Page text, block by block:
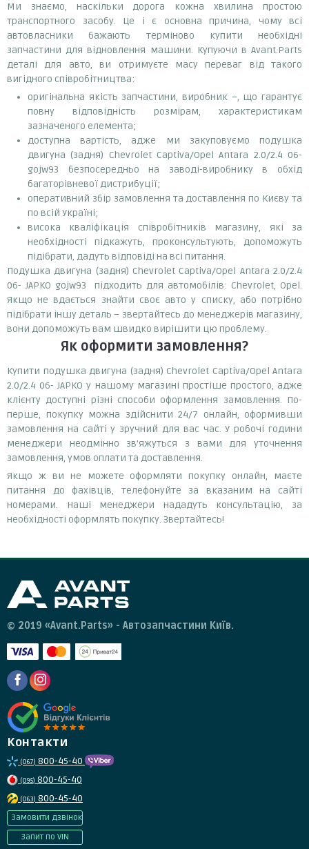
Ми знаємо, наскільки дорога кожна хвилина простою
транспортного засобу. Це і є основна причина, чому всі
автовласники бажають терміново купити необхідні
запчастини для відновлення машини. Купуючи в Avant.Parts
деталі для авто, ви отримуєте масу переваг від такого
вигідного співробітництва:
оригінальна якість запчастини, виробник –, що гарантує
повну відповідність розмірам, характеристикам
зазначеного елемента;
доступна вартість, адже ми закуповуємо подушка
двигуна (задня) Chevrolet Captiva/Opel Antara 2.0/2.4 06-
gojw93 безпосередньо на заводі-виробнику в обхід
багаторівневої дистрибуції;
оперативний збір замовлення та доставлення по Києву та
по всій Україні;
висока кваліфікація співробітників магазину, які за
необхідності підкажуть, проконсультують, допоможуть
підібрати, дадуть відповіді на всі питання.
Подушка двигуна (задня) Chevrolet Captiva/Opel Antara 2.0/2.4
06- JAPKO gojw93 підходить для автомобілів: Chevrolet, Opel.
Якщо не вдається знайти своє авто у списку, або потрібно
підібрати іншу деталь – звертайтесь до менеджерів магазину,
вони допоможуть вам швидко вирішити цю проблему.
Як оформити замовлення?
Купити подушка двигуна (задня) Chevrolet Captiva/Opel Antara
2.0/2.4 06- JAPKO у нашому магазині простіше простого, адже
клієнту доступні різні способи оформлення замовлення. По-
перше, покупку можна здійснити 24/7 онлайн, оформивши
замовлення на сайті у зручний для вас час. У робочі години
менеджери неодмінно зв'яжуться з вами для уточнення
замовлення, умов оплати та доставлення.
Якщо ж ви не можете оформляти покупку онлайн, маєте
питання до фахівців, телефонуйте за вказаним на сайті
номерами. Наші менеджери нададуть консультацію, за
необхідності оформлять покупку. Звертайтесь!
© 2019 «Avant.Parts» - Автозапчастини Київ.
Контакти
(067) 800-45-40
(095) 800-45-40
(063) 800-45-40
Замовити дзвінок
Запит по VIN